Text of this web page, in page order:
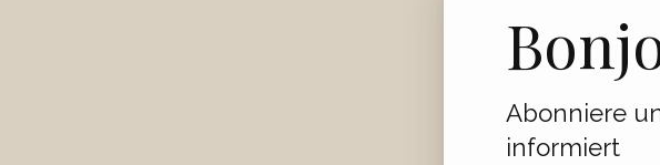
Abonniere
informiert